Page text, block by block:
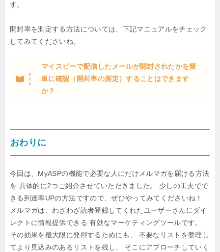
す。
開封率を測定する方法については、下記マニュアルをチェック
してみてくださいね。
マイスピーで配信したメールが開封されたかを簡
単に確認（開封率の測定）することはできます
か？
おわりに
今回は、MyASPの機能で必要な人にだけメルマガを届ける方法
を 具体的に2つご紹介させていただきました。
少しの工夫でで
きる到達率UPの方法ですので、ぜひやってみてくださいね！
メルマガは、わざわざ読者登録してくれたユーザーさんにダイ
レクトに情報提供できる 有効なマーケティングツールです。
その効果を最大限に発揮するためにも、
不要なリストを整理し
てより見込みのあるリストを残し、
そこにアプローチしていく